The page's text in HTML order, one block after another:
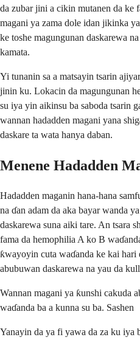
da zubar jini a cikin mutanen da ke
magani ya zama dole idan jikinka
ke toshe magungunan daskarewa
kamata.
Yi tunanin sa a matsayin tsarin
jinin ku. Lokacin da magungunan
su iya yin aikinsu ba saboda tsarin
wannan hadadden magani yana
daskare ta wata hanya daban.
Menene Hadadden
Hadadden maganin hana-hana
na ɗan adam da aka bayar wanda
daskarewa suna aiki tare. An tsara
fama da hemophilia A ko B
ƙwayoyin cuta waɗanda ke kai hari
abubuwan daskarewa na yau da
Wannan magani ya ƙunshi cakuda
waɗanda ba a kunna su ba. Sashen
Yanayin da ya fi yawa da za ku iya